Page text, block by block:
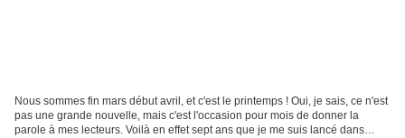
Nous sommes fin mars début avril, et c'est le printemps ! Oui, je sais, ce n'est
pas une grande nouvelle, mais c'est l'occasion pour mois de donner la
parole à mes lecteurs. Voilà en effet sept ans que je me suis lancé dans